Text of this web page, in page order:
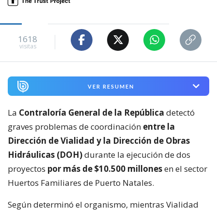
1618
visitas
VER RESUMEN
La Contraloría General de la República detectó
graves problemas de coordinación entre la
Dirección de Vialidad y la Dirección de Obras
Hidráulicas (DOH)durante la ejecución de dos
proyectos por más de $10.500 millonesen el sector
Huertos Familiares de Puerto Natales.
Según determinó el organismo, mientras Vialidad